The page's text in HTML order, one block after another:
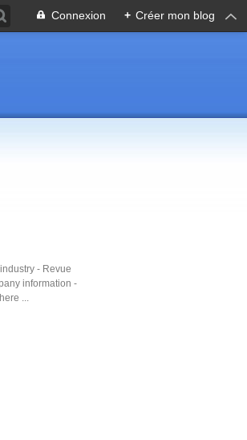
Connexion + Créer mon blog
- Revue
information -
...